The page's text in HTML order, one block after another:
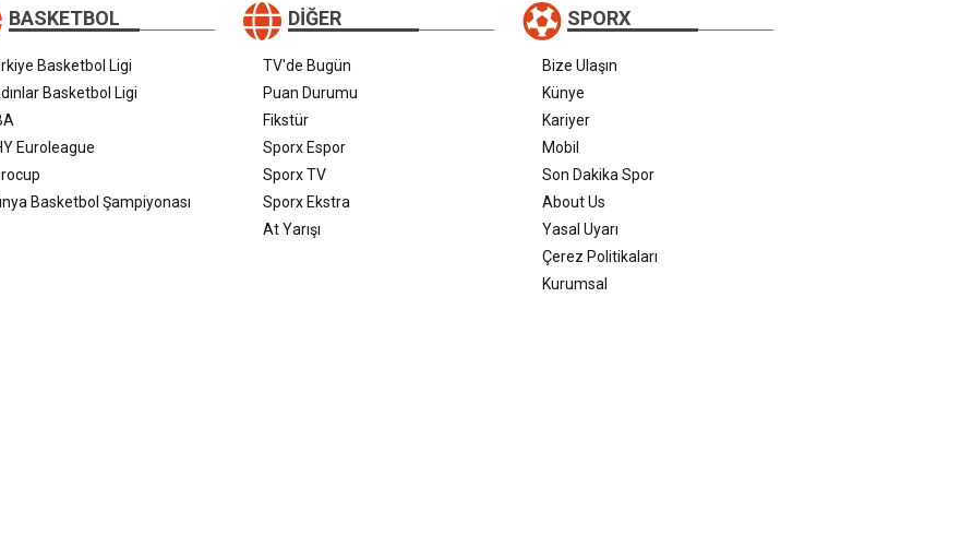
BASKETBOL
Basketbol Ligi
Basketbol Ligi
Euroleague
Basketbol Şampiyonası
DIĞER
TV'de Bugün
Puan Durumu
Fikstür
Sporx Espor
Sporx TV
Sporx Ekstra
At Yarışı
SPORX
Bize Ulaşın
Künye
Kariyer
Mobil
Son Dakika Spor
About Us
Yasal Uyarı
Çerez Politikaları
Kurumsal